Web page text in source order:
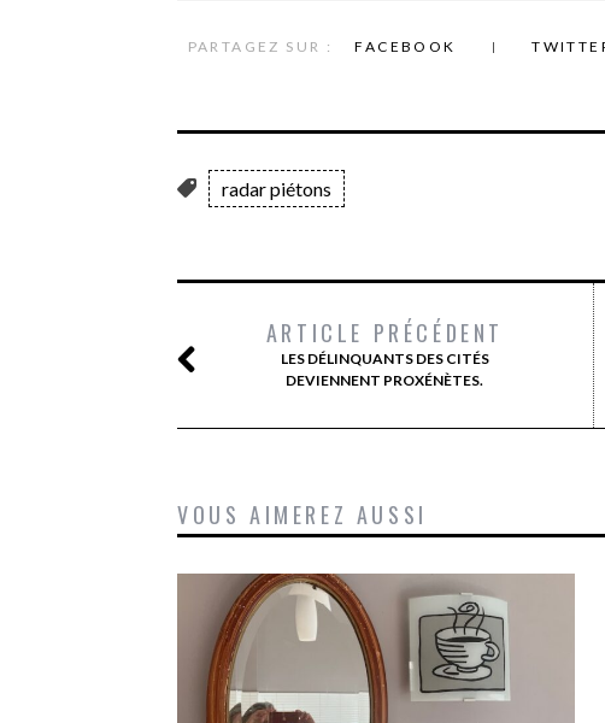
PARTAGEZ SUR : FACEBOOK
radar piétons
ARTICLE PRÉCÉDENT
LES DÉLINQUANTS DES CITÉS
DEVIENNENT PROXÉNÈTES.
VOUS AIMEREZ AUSSI